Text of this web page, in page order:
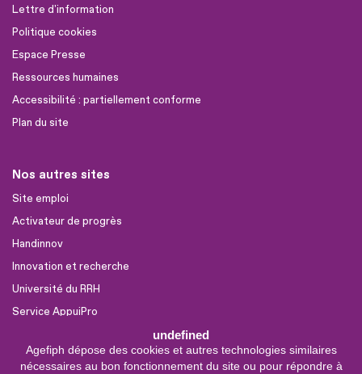
undefined
Agefiph dépose des cookies et autres technologies similaires
nécessaires au bon fonctionnement du site ou pour répondre à
Lettre d'information
Politique cookies
Espace Presse
Ressources humaines
Accessibilité : partiellement conforme
Plan du site
Nos autres sites
Site emploi
Activateur de progrès
Handinnov
Innovation et recherche
Université du RRH
Service AppuiPro
Nous suivre